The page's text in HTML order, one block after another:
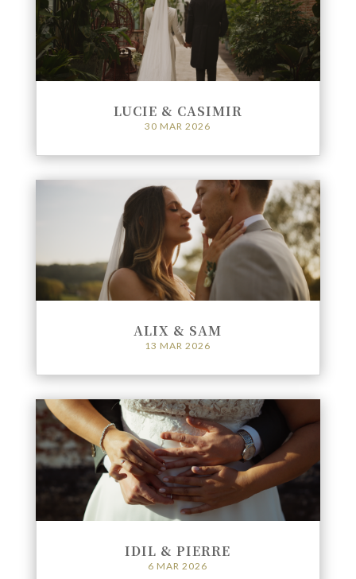
LUCIE & CASIMIR
30 MAR 2026
ALIX & SAM
13 MAR 2026
IDIL & PIERRE
6 MAR 2026